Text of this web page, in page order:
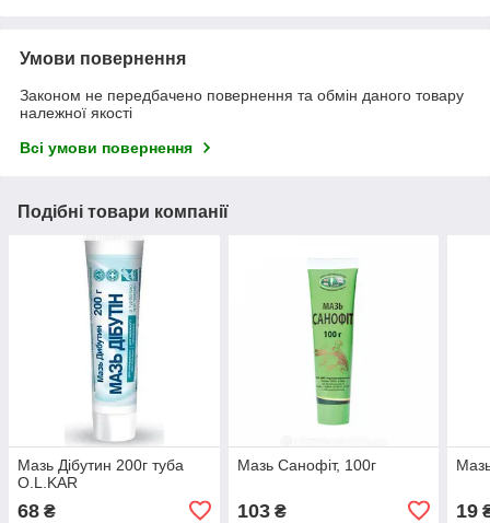
Умови повернення
Законом не передбачено повернення та обмін даного товару
належної якості
Всі умови повернення
Подібні товари компанії
Мазь Дібутин 200г туба
O.L.KAR
68 ₴
Мазь Санофіт, 100г
103₴ 19